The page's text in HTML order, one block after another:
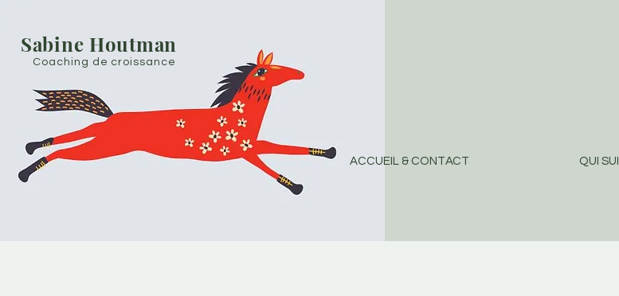
Sabine Houtman
Coaching de croissance
ACCUEIL & CONTACT QUI